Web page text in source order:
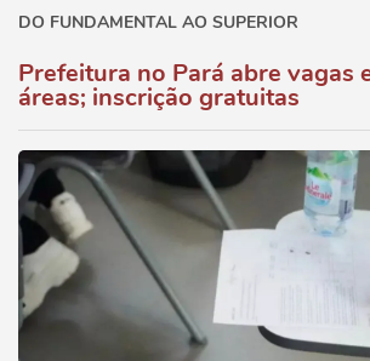
DO FUNDAMENTAL AO SUPERIOR
Prefeitura no Pará abre vagas
áreas; inscrição gratuitas